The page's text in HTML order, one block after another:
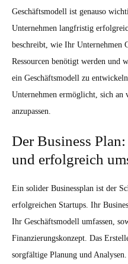
Geschäftsmodell ist genauso
Unternehmen langfristig
beschreibt, wie Ihr Unternehmen
Ressourcen benötigt werden und
ein Geschäftsmodell zu
Unternehmen ermöglicht, sich an
anzupassen.
Der Business
und erfolgreich
Ein solider Businessplan ist der
erfolgreichen Startups. Ihr
Ihr Geschäftsmodell umfassen,
Finanzierungskonzept. Das
sorgfältige Planung und